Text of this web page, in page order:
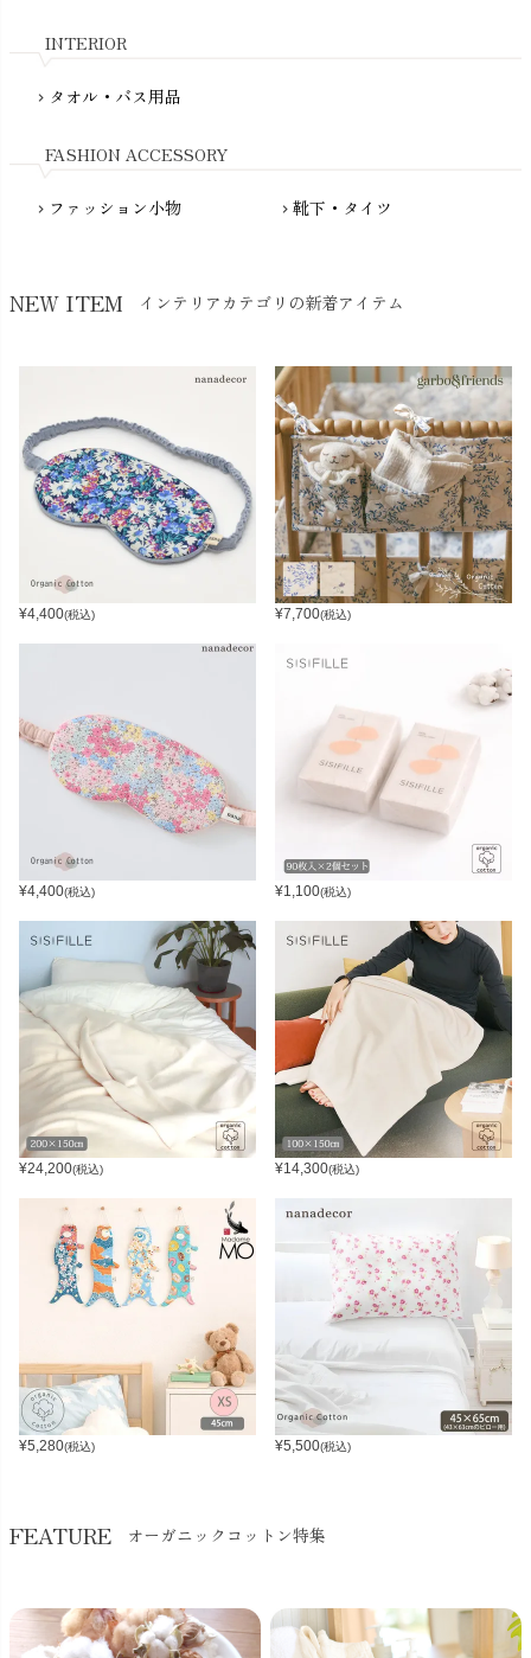
NATURAPURA（ナチュラプラ）
NewNative（ニューネイティブ）
INTERIOR
chevron_right タオル・バス用品
FASHION ACCESSORY
chevron_right ファッション小物 chevron_right 靴下・タイツ
NEW ITEM インテリアカテゴリの新着アイテム
¥4,400(税込) ¥7,700(税込)
¥4,400(税込) ¥1,100(税込)
¥24,200(税込) ¥14,300(税込)
¥5,280(税込) ¥5,500(税込)
FEATURE オーガニックコットン特集